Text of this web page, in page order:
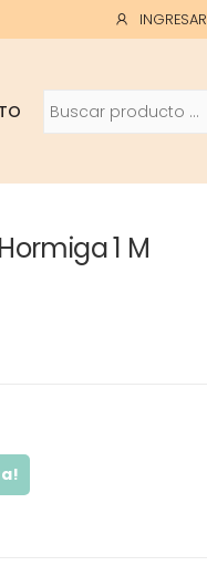
INGRESAR
Buscar
1 M